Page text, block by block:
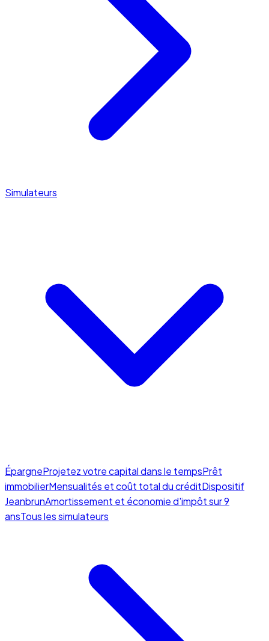
Simulateurs
ÉpargneProjetez votre capital dans le tempsPrêt
immobilierMensualités et coût total du créditDispositif
JeanbrunAmortissement et économie d'impôt sur 9
ansTous les simulateurs